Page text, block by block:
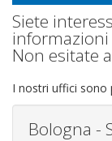
Siete
Non esitate
I nostri uffici sono
Bologna -